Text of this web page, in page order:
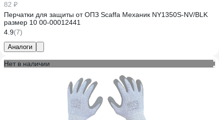
82 ₽
Перчатки для защиты от ОПЗ Scaffa Механик NY1350S-NV/BLK
размер 10 00-00012441
4.9(7)
Аналоги
Нет в наличии